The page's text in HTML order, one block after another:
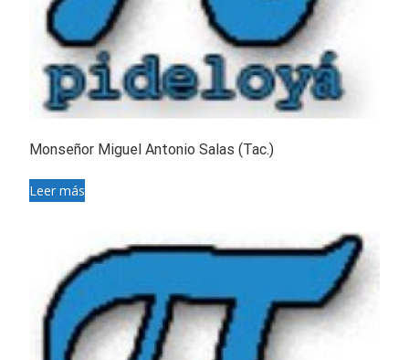
Monseñor Miguel Antonio Salas (Tac.)
Leer más